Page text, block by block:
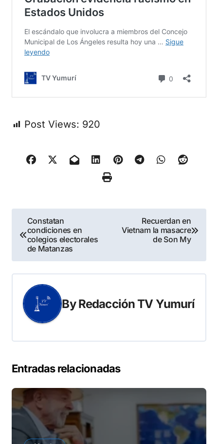
Post Views: 920
Navegación
de
entradas
Constatan
condiciones en
colegios electorales
de Matanzas
Recuerdan en
Vietnam la masacre
de Son My
ByRedacción TV Yumurí
Entradas relacionadas